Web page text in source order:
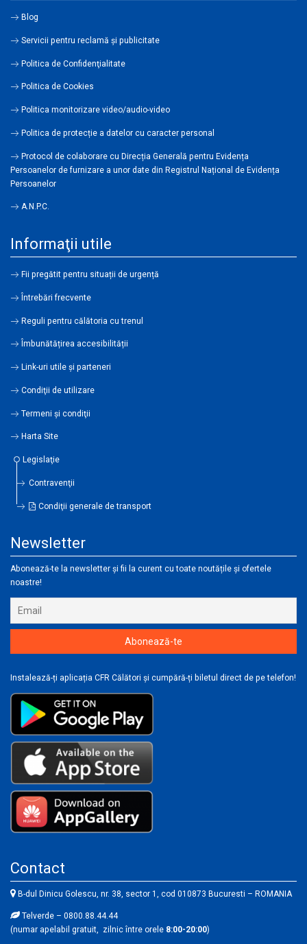
Blog
Servicii pentru reclamă și publicitate
Politica de Confidenţialitate
Politica de Cookies
Politica monitorizare video/audio-video
Politica de protecție a datelor cu caracter personal
Protocol de colaborare cu Direcția Generală pentru Evidența
Persoanelor de furnizare a unor date din Registrul Național de Evidența
Persoanelor
A.N.P.C.
Informaţii utile
Fii pregătit pentru situații de urgență
Întrebări frecvente
Reguli pentru călătoria cu trenul
Îmbunătățirea accesibilității
Link-uri utile şi parteneri
Condiţii de utilizare
Termeni şi condiţii
Harta Site
Legislaţie
Contravenţii
Condiţii generale de transport
Newsletter
Abonează-te la newsletter și fii la curent cu toate noutățile și ofertele
noastre!
Instalează-ți aplicația CFR Călători și cumpără-ți biletul direct de pe telefon!
Contact
B-dul Dinicu Golescu, nr. 38, sector 1, cod 010873 Bucuresti – ROMANIA
Telverde – 0800.88.44.44
(numar apelabil gratuit, zilnic între orele 8:00-20:00)